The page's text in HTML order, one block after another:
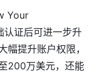
Your
证后可进一步升
幅提升账户权限，
200万美元，还能